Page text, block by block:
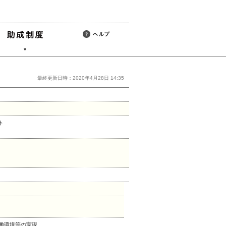
最終更新日時：2020年4月28日 14:35
環境等の実現